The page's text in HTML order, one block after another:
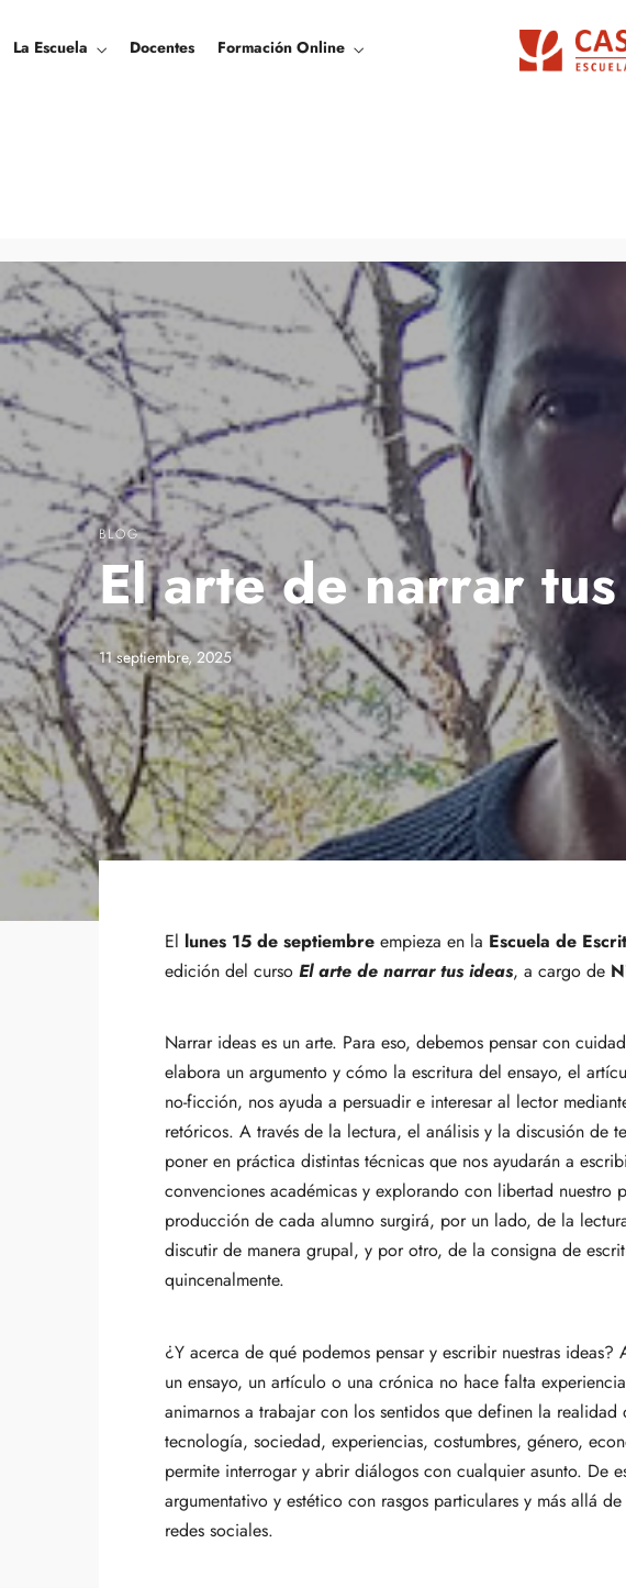
La Escuela Docentes Formación Online
BLOG
El arte de narrar
11 septiembre, 2025
El lunes 15 de septiembre empieza en la Escuela de
edición del curso El arte de narrar tus ideas, a cargo de
Narrar ideas es un arte. Para eso, debemos pensar con
elabora un argumento y cómo la escritura del ensayo, el
no-ficción, nos ayuda a persuadir e interesar al lector
retóricos. A través de la lectura, el análisis y la discusión de
poner en práctica distintas técnicas que nos ayudarán a
convenciones académicas y explorando con libertad nuestro
producción de cada alumno surgirá, por un lado, de la
discutir de manera grupal, y por otro, de la consigna de
quincenalmente.
¿Y acerca de qué podemos pensar y escribir nuestras
un ensayo, un artículo o una crónica no hace falta
animarnos a trabajar con los sentidos que definen la
tecnología, sociedad, experiencias, costumbres, género,
permite interrogar y abrir diálogos con cualquier asunto. De
argumentativo y estético con rasgos particulares y más allá
redes sociales.